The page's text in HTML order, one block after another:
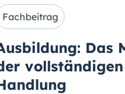
Fachbeitrag
Das
vollständigen